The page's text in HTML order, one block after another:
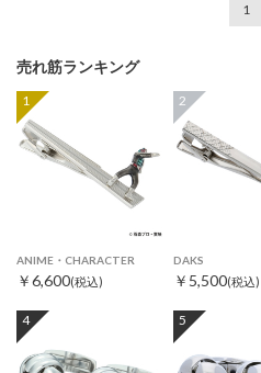
1
売れ筋ランキング
1
ANIME・CHARACTER
￥6,600(税込)
2
DAKS
￥5,500(税込)
4 5